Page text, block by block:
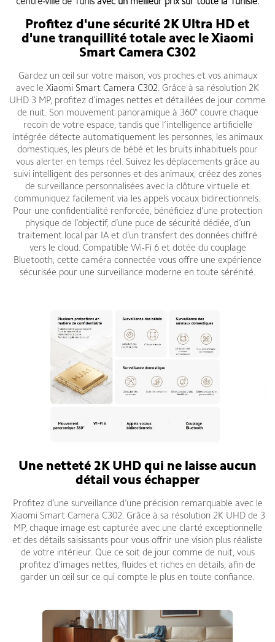
centre-ville de Tunis avec un meilleur prix sur toute la Tunisie.
Profitez d'une sécurité 2K Ultra HD et
d'une tranquillité totale avec le Xiaomi
Smart Camera C302
Gardez un œil sur votre maison, vos proches et vos animaux
avec le Xiaomi Smart Camera C302. Grâce à sa résolution 2K
UHD 3 MP, profitez d’images nettes et détaillées de jour comme
de nuit. Son mouvement panoramique à 360° couvre chaque
recoin de votre espace, tandis que l’intelligence artificielle
intégrée détecte automatiquement les personnes, les animaux
domestiques, les pleurs de bébé et les bruits inhabituels pour
vous alerter en temps réel. Suivez les déplacements grâce au
suivi intelligent des personnes et des animaux, créez des zones
de surveillance personnalisées avec la clôture virtuelle et
communiquez facilement via les appels vocaux bidirectionnels.
Pour une confidentialité renforcée, bénéficiez d’une protection
physique de l’objectif, d’une puce de sécurité dédiée, d’un
traitement local par IA et d’un transfert des données chiffré
vers le cloud. Compatible Wi-Fi 6 et dotée du couplage
Bluetooth, cette caméra connectée vous offre une expérience
sécurisée pour une surveillance moderne en toute sérénité.
Une netteté 2K UHD qui ne laisse aucun
détail vous échapper
Profitez d’une surveillance d’une précision remarquable avec le
Xiaomi Smart Camera C302. Grâce à sa résolution 2K UHD de 3
MP, chaque image est capturée avec une clarté exceptionnelle
et des détails saisissants pour vous offrir une vision plus réaliste
de votre intérieur. Que ce soit de jour comme de nuit, vous
profitez d’images nettes, fluides et riches en détails, afin de
garder un œil sur ce qui compte le plus en toute confiance.